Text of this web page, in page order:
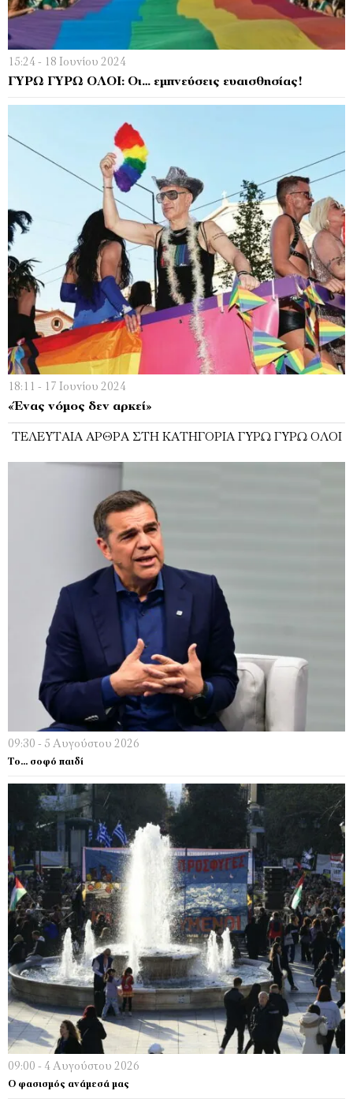
15:24 - 18 Ιουνίου 2024
ΓΥΡΩ ΓΥΡΩ ΟΛΟΙ: Οι… εμπνεύσεις ευαισθησίας!
18:11 - 17 Ιουνίου 2024
«Ένας νόμος δεν αρκεί»
ΤΕΛΕΥΤΑΊΑ ΆΡΘΡΑ ΣΤΗ ΚΑΤΗΓΟΡΊΑ ΓΎΡΩ ΓΎΡΩ ΌΛΟΙ
09:30 - 5 Αυγούστου 2026
Το… σοφό παιδί
09:00 - 4 Αυγούστου 2026
Ο φασισμός ανάμεσά μας